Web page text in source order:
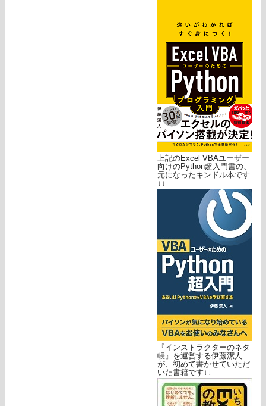
上記のExcel VBAユーザー
向けのPython超入門書の、
元になったキンドル本です
↓↓
『インストラクターのネタ
帳』を運営する伊藤潔人
が、初めて書かせていただ
いた書籍です↓↓